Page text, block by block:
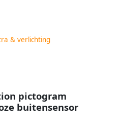
& verlichting
pictogram
buitensensor